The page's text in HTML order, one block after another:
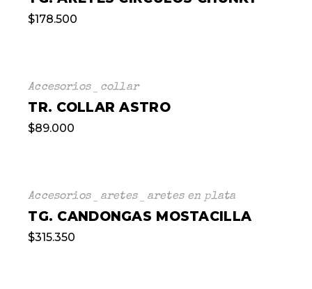
$178.500
Accesorios collar
TR. COLLAR ASTRO
$89.000
Accesorios aretes aretes en plata
TG. CANDONGAS MOSTACILLA
$315.350